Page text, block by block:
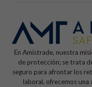
En Amistrade, nuestra
de protección; se trata
seguro para afrontar los
laboral, ofrecemos una